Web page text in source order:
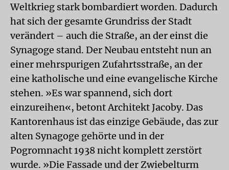
Weltkrieg stark bombardiert worden. Dadurch
hat sich der gesamte Grundriss der Stadt
verändert – auch die Straße, an der einst die
Synagoge stand. Der Neubau entsteht nun an
einer mehrspurigen Zufahrtsstraße, an der
eine katholische und eine evangelische Kirche
stehen. »Es war spannend, sich dort
einzureihen«, betont Architekt Jacoby. Das
Kantorenhaus ist das einzige Gebäude, das zur
alten Synagoge gehörte und in der
Pogromnacht 1938 nicht komplett zerstört
wurde. »Die Fassade und der Zwiebelturm